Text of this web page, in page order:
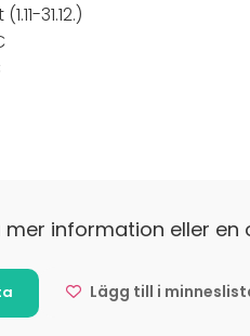
31.12.)
om avbokning
mer information eller en
Lägg till i